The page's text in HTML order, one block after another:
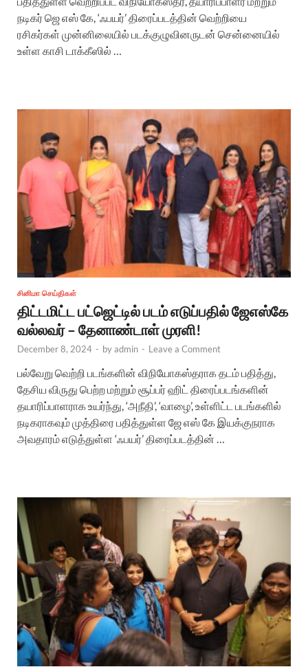
நடிகர் ஜெ எஸ் கே, ‘ஃபயர்’ திரைப்படத்தின் வெற்றியை
ரசிகர்கள் முன்னிலையில் படக்குழுவினருடன் சென்னையில்
உள்ள காசி டாக்கீஸில் …
சினிமா செய்திகள்
திட்டமிட்ட பட்ஜெட்டில் படம் எடுப்பதில் ஜேஎஸ்கே
வல்லவர் – தேனாண்டாள் முரளி!
December 8, 2024 - byadmin - Leave a Comment
பல்வேறு வெற்றி படங்களின் விநியோகஸ்தராக தடம் பதித்து,
தேசிய விருது பெற்ற மற்றும் சூப்பர் ஹிட் திரைப்படங்களின்
தயாரிப்பாளராக உயர்ந்து, ‘அநீதி’, ‘வாழை’, உள்ளிட்ட படங்களில்
நடிகராகவும் முத்திரை பதித்துள்ள ஜே எஸ் கே இயக்குநராக
அவதாரம் எடுத்துள்ள ‘ஃபயர்’ திரைப்படத்தின் …